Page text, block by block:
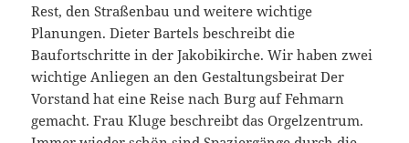
Rest, den Straßenbau und weitere wichtige
Planungen. Dieter Bartels beschreibt die
Baufortschritte in der Jakobikirche. Wir haben zwei
wichtige Anliegen an den Gestaltungsbeirat Der
Vorstand hat eine Reise nach Burg auf Fehmarn
gemacht. Frau Kluge beschreibt das Orgelzentrum.